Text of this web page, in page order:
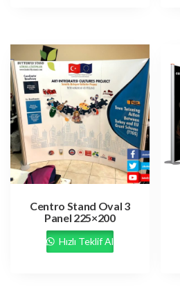
Centro Stand Oval 3
Panel 225×200
Hızlı Teklif Al